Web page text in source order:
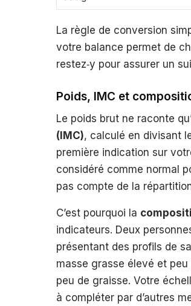
La règle de conversion
votre balance permet de
restez‑y pour assurer un
Poids, IMC et
Le poids brut ne raconte
(IMC), calculé en divisant
première indication sur
considéré comme normal
pas compte de la
C’est pourquoi la
indicateurs. Deux
présentant des profils de
masse grasse élevé et
peu de graisse. Votre
à compléter par d’autres